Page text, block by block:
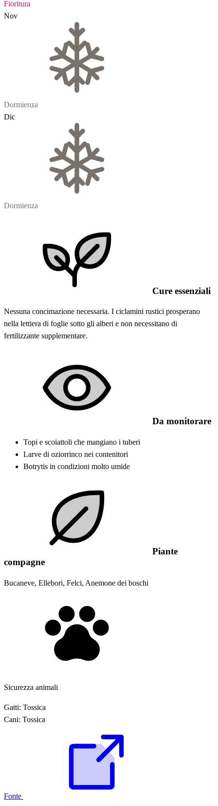
Fioritura
Nov
Dormienza
Dic
Dormienza
Cure essenziali
Nessuna concimazione necessaria. I ciclamini rustici prosperano
nella lettiera di foglie sotto gli alberi e non necessitano di
fertilizzante supplementare.
Da monitorare
Topi e scoiattoli che mangiano i tuberi
Larve di oziorrinco nei contenitori
Botrytis in condizioni molto umide
Piante
compagne
Bucaneve, Ellebori, Felci, Anemone dei boschi
Sicurezza animali
Gatti: Tossica
Cani: Tossica
Fonte